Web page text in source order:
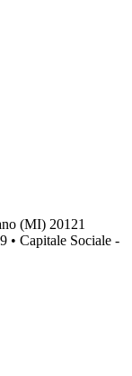
(MI) 20121
• Capitale Sociale -